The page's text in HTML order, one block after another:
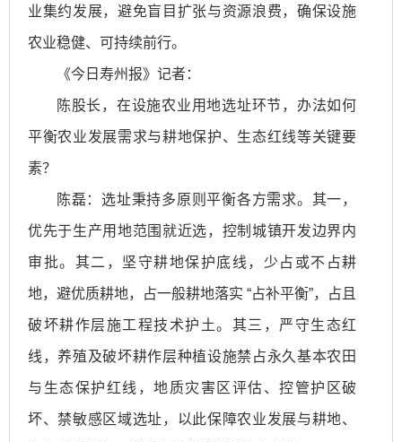
业集约发展，避免盲目扩张与资源浪费，确保设施
农业稳健、可持续前行。
《今日寿州报》记者：
陈股长，在设施农业用地选址环节，办法如何
平衡农业发展需求与耕地保护、生态红线等关键要
素？
陈磊：选址秉持多原则平衡各方需求。其一，
优先于生产用地范围就近选，控制城镇开发边界内
审批。其二，坚守耕地保护底线，少占或不占耕
地，避优质耕地，占一般耕地落实 “占补平衡”，占且
破坏耕作层施工程技术护土。其三，严守生态红
线，养殖及破坏耕作层种植设施禁占永久基本农田
与生态保护红线，地质灾害区评估、控管护区破
坏、禁敏感区域选址，以此保障农业发展与耕地、